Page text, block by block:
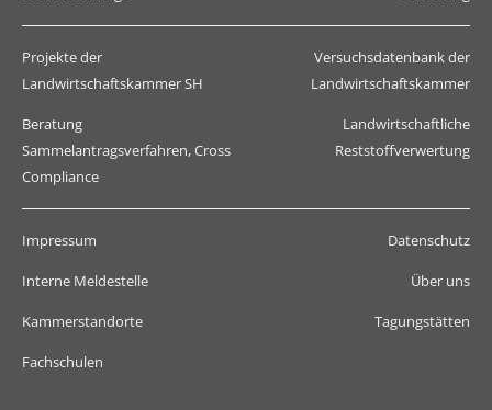
Projekte der
Landwirtschaftskammer SH
Versuchsdatenbank der
Landwirtschaftskammer
Beratung
Sammelantragsverfahren, Cross
Compliance
Landwirtschaftliche
Reststoffverwertung
Impressum Datenschutz
Interne Meldestelle Über uns
Kammerstandorte Tagungstätten
Fachschulen